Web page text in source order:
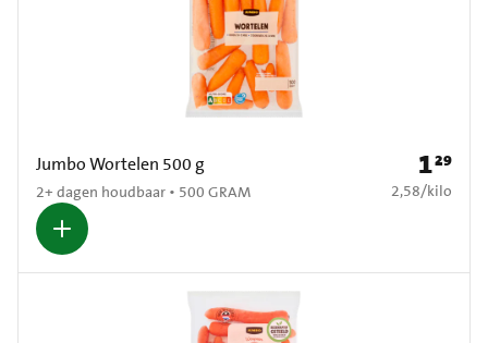
Jumbo Wortelen 500 g
2+ dagen houdbaar • 500 GRAM
Prijs: €
129
€ 2,58 per kilo
2,58/kilo